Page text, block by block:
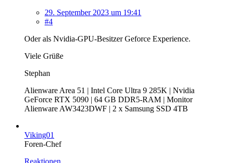
29. September 2023 um 19:41
#4
Oder als Nvidia-GPU-Besitzer Geforce Experience.
Viele Grüße
Stephan
Alienware Area 51 | Intel Core Ultra 9 285K | Nvidia
GeForce RTX 5090 | 64 GB DDR5-RAM | Monitor
Alienware AW3423DWF | 2 x Samsung SSD 4TB
Viking01
Foren-Chef
Reaktionen